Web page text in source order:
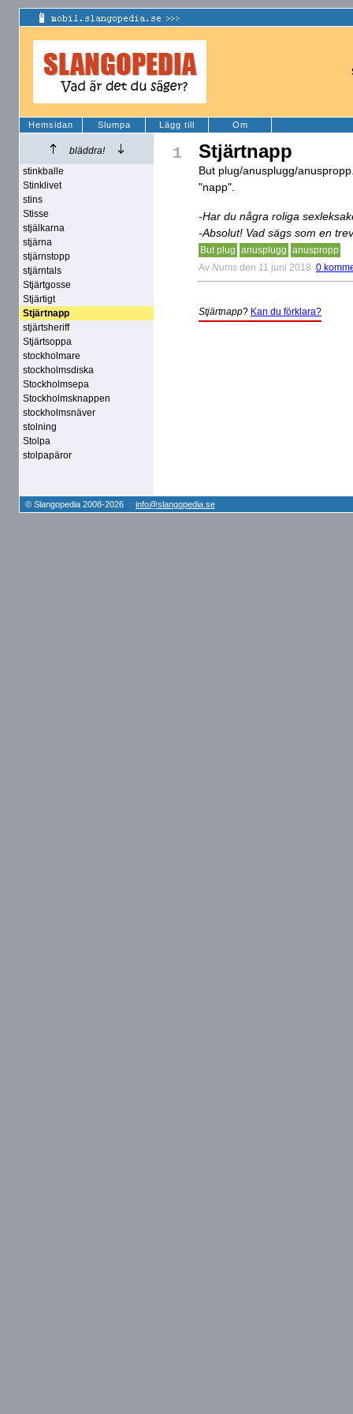
Hemsidan Slumpa Lägg till Om
bläddra!
stinkballe
Stinklivet
stins
Stisse
stjälkarna
stjärna
stjärnstopp
stjärntals
Stjärtgosse
Stjärtigt
Stjärtnapp
stjärtsheriff
Stjärtsoppa
stockholmare
stockholmsdiska
Stockholmsepa
Stockholmsknappen
stockholmsnäver
stolning
Stolpa
stolpapäror
1 Stjärtnapp
But plug/anusplugg/
"napp".
-Har du några roliga
-Absolut! Vad sägs som en
But plug anusplugg anuspropp
Av Nums den 11 juni 2018 0
Stjärtnapp? Kan du förklara?
© Slangopedia 2008-2026 : info@slangopedia.se